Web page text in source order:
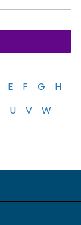
E F G
H
U V
W